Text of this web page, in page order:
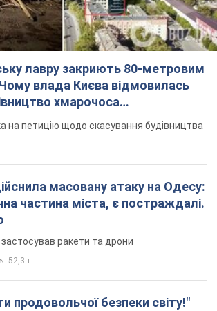
лавру закриють 80-метровим
влада Києва відмовилась
хмарочоса
на петицію щодо скасування будівництва
масовану атаку на Одесу:
частина міста, є постраждалі.
ракети та дрони
52,3 т.
продовольчої безпеки світу!"